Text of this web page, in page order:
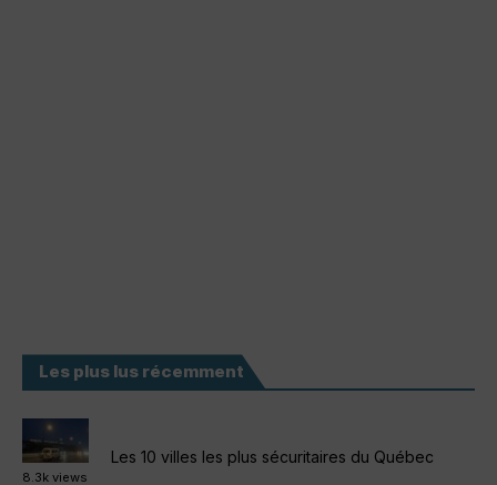
Les plus lus récemment
Les 10 villes les plus sécuritaires du Québec
8.3k views